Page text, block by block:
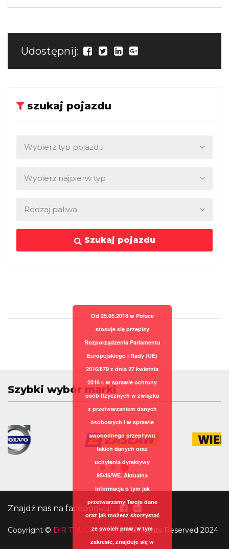
Udostępnij:
szukaj pojazdu
Szukaj pojazdu
Szybki wybór marki
Znajdź nas na facebooku:
Copyright © DiR TRUCK sp. z o.o.All Rights Reserved 2024
Od 25.05.2018 w Polsce
stosuje się przepisy
Rozporządzenia Parlamentu
Europejskiego i Rady (UE)
2016/679 z dnia 27 kwietnia
2016 r. w sprawie ochrony
osób fizycznych w związku
z przetwarzaniem danych
osobowych i w sprawie
swobodnego przepływu
takich danych oraz
uchylenia dyrektywy
95/46/WE. Aktualna
informacja o tym jak
przetwarzamy Twoje dane
oraz jak możesz skorzystać
ze swoich praw, w tym
zakresie, znajduje się w